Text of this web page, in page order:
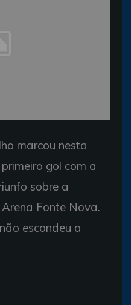
marcou nesta
gol com a
sobre a
Fonte Nova.
escondeu a